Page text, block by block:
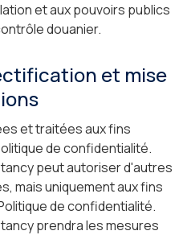
et aux pouvoirs publics
douanier.
et mise
et traitées aux fins
de confidentialité.
peut autoriser d'autres
mais uniquement aux fins
de confidentialité.
prendra les mesures